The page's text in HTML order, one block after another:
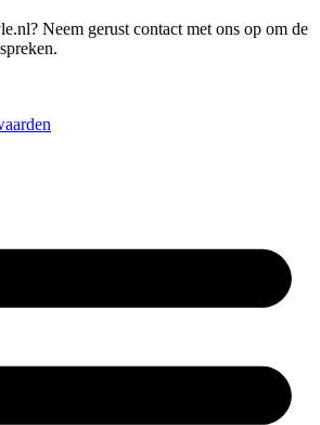
Neem gerust contact met ons op om de